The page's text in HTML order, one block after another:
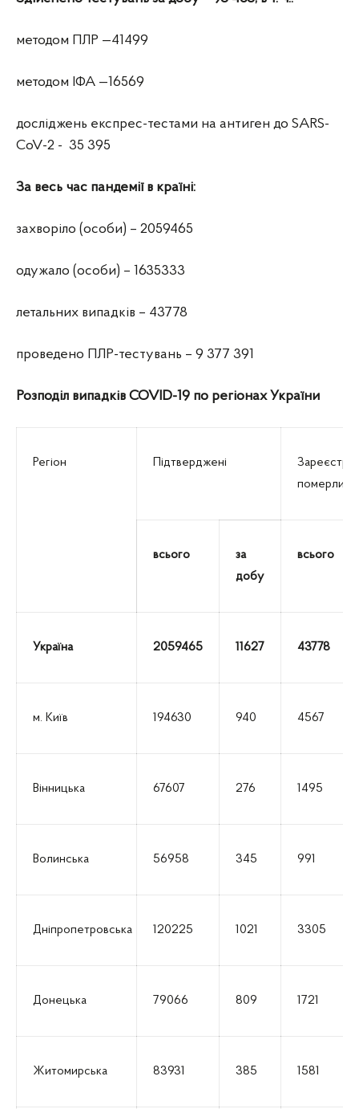
методом ПЛР —41499
методом ІФА —16569
досліджень експрес-тестами на антиген до SARS-
CoV-2 - 35 395
За весь час пандемії в країні:
захворіло (особи) – 2059465
одужало (особи) – 1635333
летальних випадків – 43778
проведено ПЛР-тестувань – 9 377 391
Розподіл випадків COVID-19 по регіонах України
Регіон Підтверджені
померлих
всього
за
добу
всього
Україна 2059465 11627 43778
м. Київ 194630 940 4567
Вінницька 67607 276 1495
Волинська 56958 345 991
Дніпропетровська 120225 1021 3305
Донецька 79066 809 1721
Житомирська 83931 385 1581